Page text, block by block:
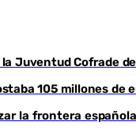
Juventud Cofrade
105 millones
la frontera española